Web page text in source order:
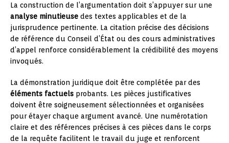
La construction de l’argumentation doit s’appuyer sur une
analyse minutieuse des textes applicables et de la
jurisprudence pertinente. La citation précise des décisions
de référence du Conseil d’État ou des cours administratives
d’appel renforce considérablement la crédibilité des moyens
invoqués.
La démonstration juridique doit être complétée par des
éléments factuels probants. Les pièces justificatives
doivent être soigneusement sélectionnées et organisées
pour étayer chaque argument avancé. Une numérotation
claire et des références précises à ces pièces dans le corps
de la requête facilitent le travail du juge et renforcent